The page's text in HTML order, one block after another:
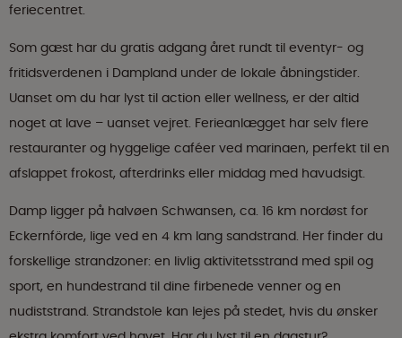
feriecentret.
Som gæst har du gratis adgang året rundt til eventyr- og
fritidsverdenen i Dampland under de lokale åbningstider.
Uanset om du har lyst til action eller wellness, er der altid
noget at lave – uanset vejret. Ferieanlægget har selv flere
restauranter og hyggelige caféer ved marinaen, perfekt til en
afslappet frokost, afterdrinks eller middag med havudsigt.
Damp ligger på halvøen Schwansen, ca. 16 km nordøst for
Eckernförde, lige ved en 4 km lang sandstrand. Her finder du
forskellige strandzoner: en livlig aktivitetsstrand med spil og
sport, en hundestrand til dine firbenede venner og en
nudiststrand. Strandstole kan lejes på stedet, hvis du ønsker